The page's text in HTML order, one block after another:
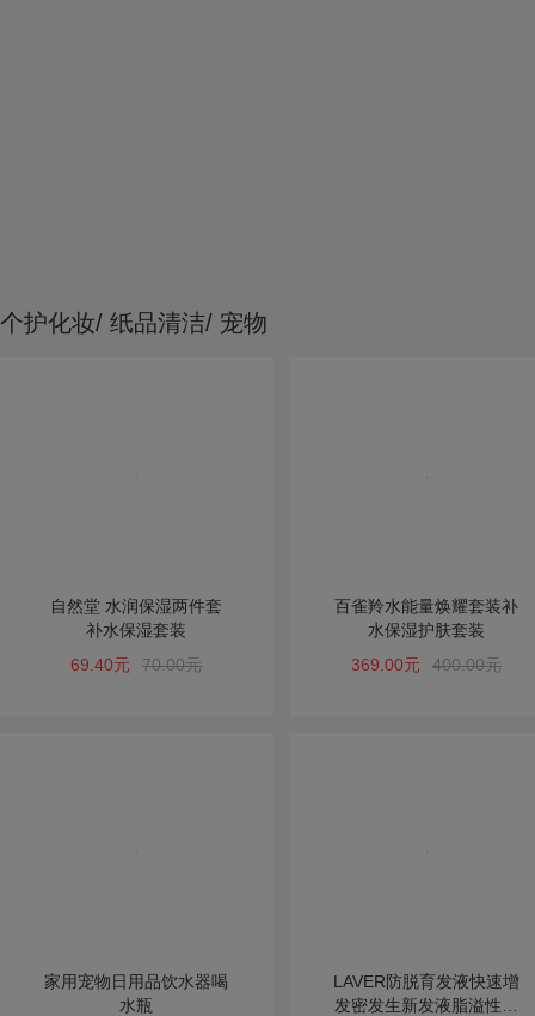
个护化妆/ 纸品清洁/ 宠物
自然堂 水润保湿两件套
补水保湿套装
69.40元
70.00元
百雀羚水能量焕耀套装补
水保湿护肤套装
369.00元
400.00元
家用宠物日用品饮水器喝
水瓶
LAVER防脱育发液快速增
发密发生新发液脂溢性脱